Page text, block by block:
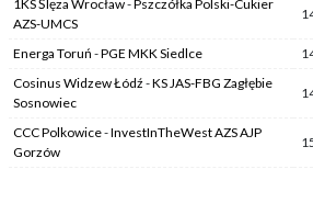
1KS Ślęza Wrocław-Pszczółka Polski-Cukier
AZS-UMCS
Energa Toruń -PGE MKK Siedlce
Cosinus Widzew Łódź -KS JAS-FBG Zagłębie
Sosnowiec
CCC Polkowice-InvestInTheWest AZS AJP
Gorzów